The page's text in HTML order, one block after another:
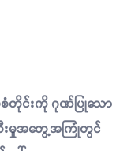
တိုင်းကို ဂုဏ်ပြုသော
တီးမှုအတွေ့အကြုံတွင်